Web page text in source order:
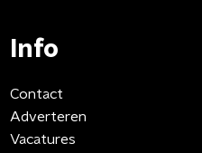
Info
Contact
Adverteren
Vacatures